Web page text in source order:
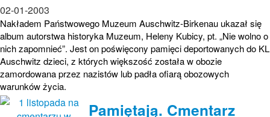
02-01-2003
Nakładem Państwowego Muzeum Auschwitz-Birkenau ukazał się
album autorstwa historyka Muzeum, Heleny Kubicy, pt. „Nie wolno o
nich zapomnieć”. Jest on poświęcony pamięci deportowanych do KL
Auschwitz dzieci, z których większość została w obozie
zamordowana przez nazistów lub padła ofiarą obozowych
warunków życia.
Pamiętają. Cmentarz